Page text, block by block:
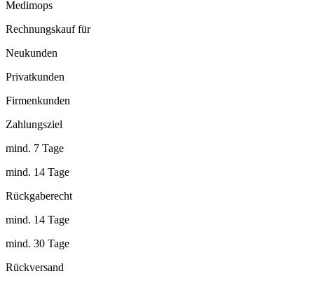
Medimops
Rechnungskauf für
Neukunden
Privatkunden
Firmenkunden
Zahlungsziel
mind. 7 Tage
mind. 14 Tage
Rückgaberecht
mind. 14 Tage
mind. 30 Tage
Rückversand